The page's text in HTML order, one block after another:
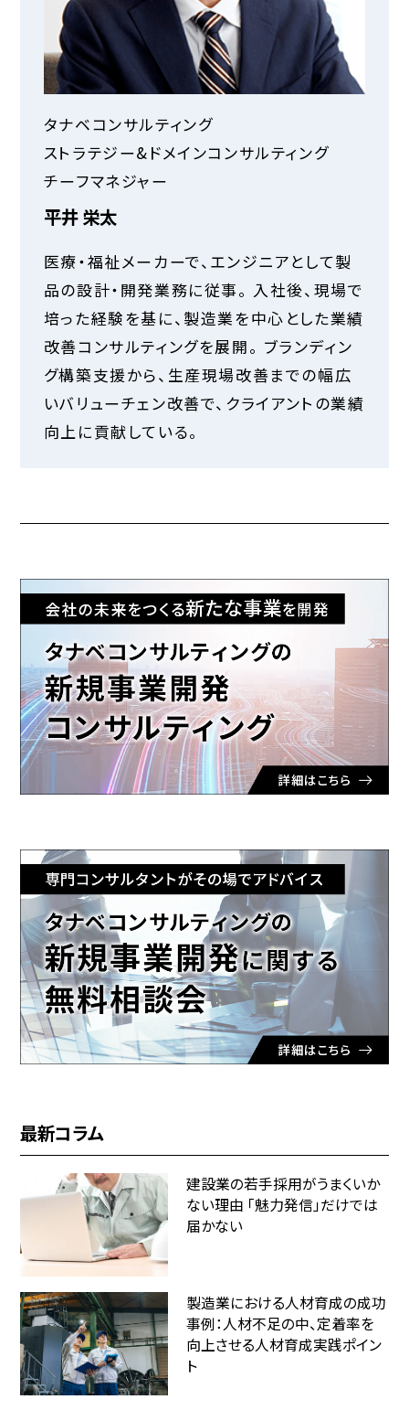
タナベコンサルティング
ストラテジー&ドメインコンサルティング
チーフマネジャー
平井 栄太
医療・福祉メーカーで、エンジニアとして製
品の設計・開発業務に従事。 入社後、現場で
培った経験を基に、製造業を中心とした業績
改善コンサルティングを展開。 ブランディン
グ構築支援から、生産現場改善までの幅広
いバリューチェン改善で、クライアントの業績
向上に貢献している。
最新コラム
建設業の若手採用がうまくいか
ない理由 「魅力発信」だけでは
届かない
製造業における人材育成の成功
事例：人材不足の中、定着率を
向上させる人材育成実践ポイン
ト